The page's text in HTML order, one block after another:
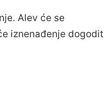
Alev će se
iznenađenje dogodit